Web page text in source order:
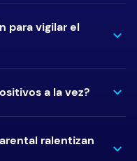
para vigilar el
a la vez?
ralentizan